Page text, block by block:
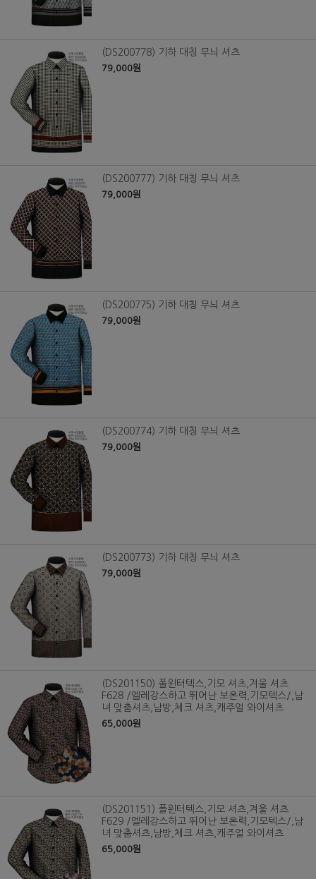
(DS200778) 기하 대칭 무늬 셔츠
79,000원
(DS200777) 기하 대칭 무늬 셔츠
79,000원
(DS200775) 기하 대칭 무늬 셔츠
79,000원
(DS200774) 기하 대칭 무늬 셔츠
79,000원
(DS200773) 기하 대칭 무늬 셔츠
79,000원
(DS201150) 폴윈터텍스,기모 셔츠,겨울 셔츠
F628 /엘레강스하고 뛰어난 보온력,기모텍스/,남
녀 맞춤셔츠,남방,체크 셔츠,캐주얼 와이셔츠
65,000원
(DS201151) 폴윈터텍스,기모 셔츠,겨울 셔츠
F629 /엘레강스하고 뛰어난 보온력,기모텍스/,남
녀 맞춤셔츠,남방,체크 셔츠,캐주얼 와이셔츠
65,000원